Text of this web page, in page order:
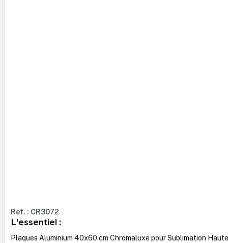
Ref. : CR3072
L'essentiel :
Plaques Aluminium 40x60 cm Chromaluxe pour Sublimation